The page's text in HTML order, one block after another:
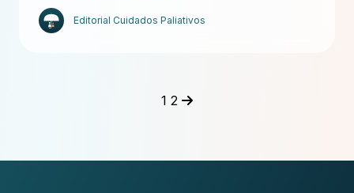
Editorial Cuidados Paliativos
Paginação
1 2